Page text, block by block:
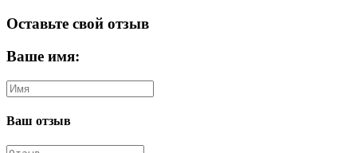
Оставьте свой отзыв
Ваше имя:
Ваш отзыв